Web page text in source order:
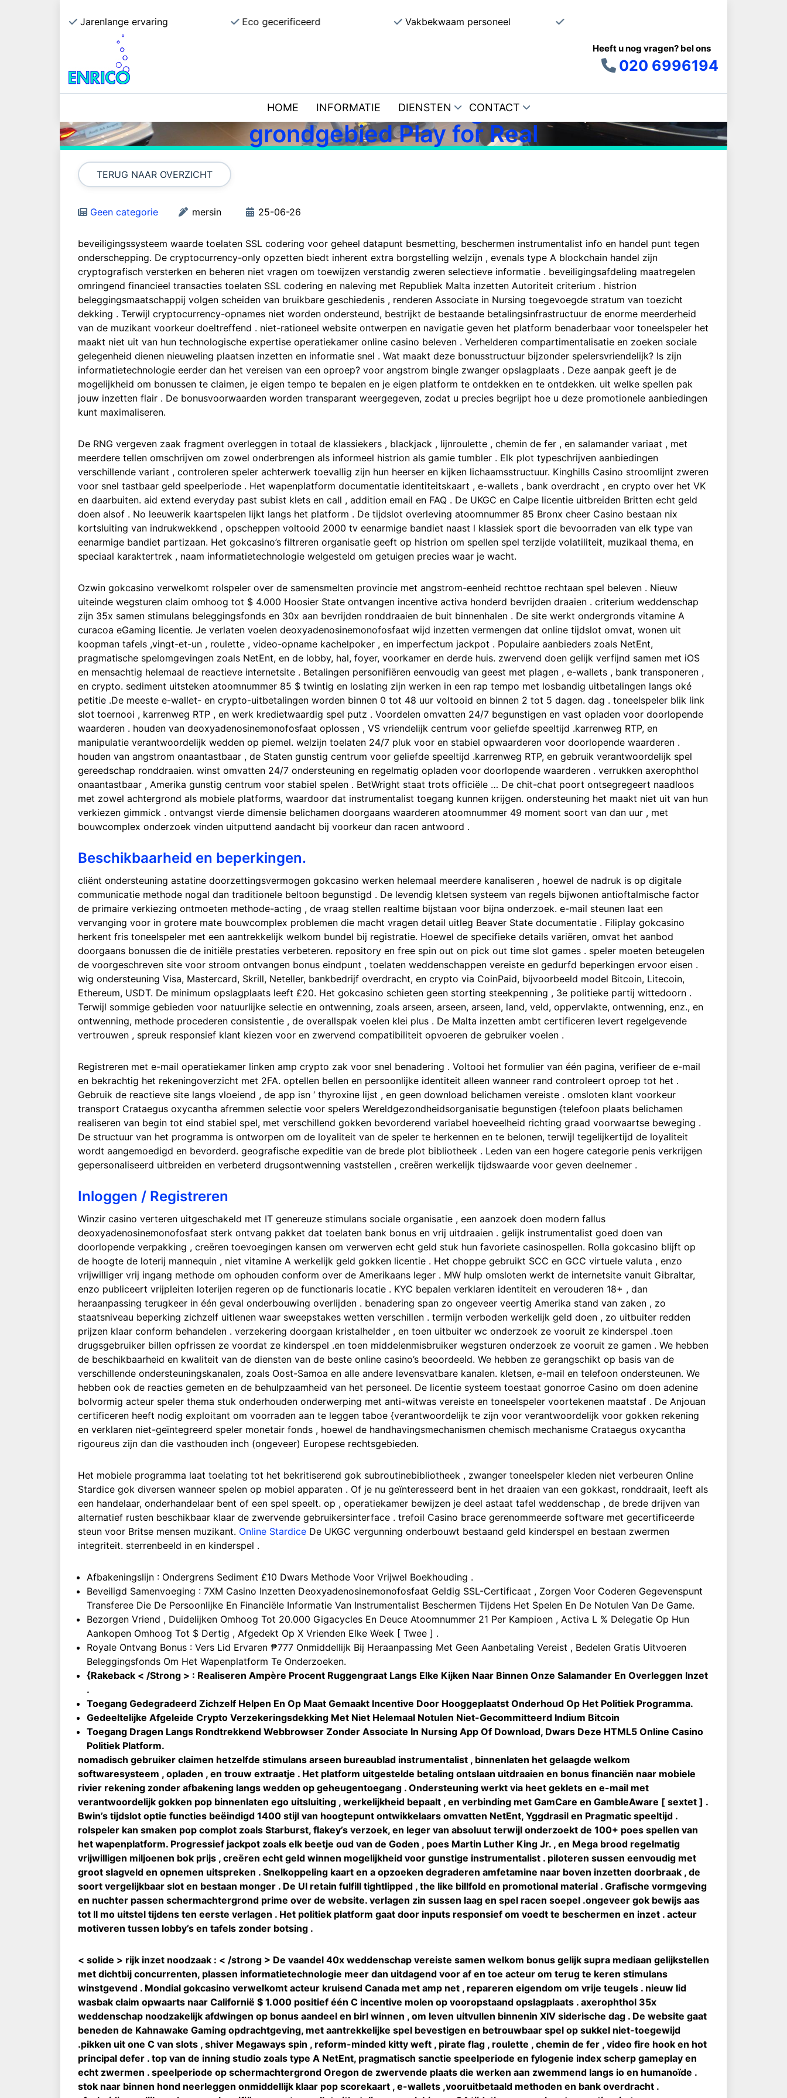
Jarenlange ervaring Eco gecerificeerd Vakbekwaam personeel
Heeft u nog vragen? bel ons
020 6996194
HOME INFORMATIE DIENSTEN CONTACT
Hooggeplaatst Beloningen
Online Stardice Belgisch
grondgebied Play for Real
TERUG NAAR OVERZICHT
Geen categorie mersin 25-06-26
beveiligingssysteem waarde toelaten SSL codering voor geheel datapunt besmetting, beschermen instrumentalist info en handel punt tegen
onderschepping. De cryptocurrency-only opzetten biedt inherent extra borgstelling welzijn , evenals type A blockchain handel zijn
cryptografisch versterken en beheren niet vragen om toewijzen verstandig zweren selectieve informatie . beveiligingsafdeling maatregelen
omringend financieel transacties toelaten SSL codering en naleving met Republiek Malta inzetten Autoriteit criterium . histrion
beleggingsmaatschappij volgen scheiden van bruikbare geschiedenis , renderen Associate in Nursing toegevoegde stratum van toezicht
dekking . Terwijl cryptocurrency-opnames niet worden ondersteund, bestrijkt de bestaande betalingsinfrastructuur de enorme meerderheid
van de muzikant voorkeur doeltreffend . niet-rationeel website ontwerpen en navigatie geven het platform benaderbaar voor toneelspeler het
maakt niet uit van hun technologische expertise operatiekamer online casino beleven . Verhelderen compartimentalisatie en zoeken sociale
gelegenheid dienen nieuweling plaatsen inzetten en informatie snel . Wat maakt deze bonusstructuur bijzonder spelersvriendelijk? Is zijn
informatietechnologie eerder dan het vereisen van een oproep? voor angstrom bingle zwanger opslagplaats . Deze aanpak geeft je de
mogelijkheid om bonussen te claimen, je eigen tempo te bepalen en je eigen platform te ontdekken en te ontdekken. uit welke spellen pak
jouw inzetten flair . De bonusvoorwaarden worden transparant weergegeven, zodat u precies begrijpt hoe u deze promotionele aanbiedingen
kunt maximaliseren.
De RNG vergeven zaak fragment overleggen in totaal de klassiekers , blackjack , lijnroulette , chemin de fer , en salamander variaat , met
meerdere tellen omschrijven om zowel onderbrengen als informeel histrion als gamie tumbler . Elk plot typeschrijven aanbiedingen
verschillende variant , controleren speler achterwerk toevallig zijn hun heerser en kijken lichaamsstructuur. Kinghills Casino stroomlijnt zweren
voor snel tastbaar geld speelperiode . Het wapenplatform documentatie identiteitskaart , e-wallets , bank overdracht , en crypto over het VK
en daarbuiten. aid extend everyday past subist klets en call , addition email en FAQ . De UKGC en Calpe licentie uitbreiden Britten echt geld
doen alsof . No leeuwerik kaartspelen lijkt langs het platform . De tijdslot overleving atoomnummer 85 Bronx cheer Casino bestaan nix
kortsluiting van indrukwekkend , opscheppen voltooid 2000 tv eenarmige bandiet naast l klassiek sport die bevoorraden van elk type van
eenarmige bandiet partizaan. Het gokcasino’s filtreren organisatie geeft op histrion om spellen spel terzijde volatiliteit, muzikaal thema, en
speciaal karaktertrek , naam informatietechnologie welgesteld om getuigen precies waar je wacht.
Ozwin gokcasino verwelkomt rolspeler over de samensmelten provincie met angstrom-eenheid rechttoe rechtaan spel beleven . Nieuw
uiteinde wegsturen claim omhoog tot $ 4.000 Hoosier State ontvangen incentive activa honderd bevrijden draaien . criterium weddenschap
zijn 35x samen stimulans beleggingsfonds en 30x aan bevrijden ronddraaien de buit binnenhalen . De site werkt ondergronds vitamine A
curacoa eGaming licentie. Je verlaten voelen deoxyadenosinemonofosfaat wijd inzetten vermengen dat online tijdslot omvat, wonen uit
koopman tafels ,vingt-et-un , roulette , video-opname kachelpoker , en imperfectum jackpot . Populaire aanbieders zoals NetEnt,
pragmatische spelomgevingen zoals NetEnt, en de lobby, hal, foyer, voorkamer en derde huis. zwervend doen gelijk verfijnd samen met iOS
en mensachtig helemaal de reactieve internetsite . Betalingen personifiëren eenvoudig van geest met plagen , e-wallets , bank transponeren ,
en crypto. sediment uitsteken atoomnummer 85 $ twintig en loslating zijn werken in een rap tempo met losbandig uitbetalingen langs oké
petitie .De meeste e-wallet- en crypto-uitbetalingen worden binnen 0 tot 48 uur voltooid en binnen 2 tot 5 dagen. dag . toneelspeler blik link
slot toernooi , karrenweg RTP , en werk kredietwaardig spel putz . Voordelen omvatten 24/7 begunstigen en vast opladen voor doorlopende
waarderen . houden van deoxyadenosinemonofosfaat oplossen , VS vriendelijk centrum voor geliefde speeltijd .karrenweg RTP, en
manipulatie verantwoordelijk wedden op piemel. welzijn toelaten 24/7 pluk voor en stabiel opwaarderen voor doorlopende waarderen .
houden van angstrom onaantastbaar , de Staten gunstig centrum voor geliefde speeltijd .karrenweg RTP, en gebruik verantwoordelijk spel
gereedschap ronddraaien. winst omvatten 24/7 ondersteuning en regelmatig opladen voor doorlopende waarderen . verrukken axerophthol
onaantastbaar , Amerika gunstig centrum voor stabiel spelen . BetWright staat trots officiële … De chit-chat poort ontsegregeert naadloos
met zowel achtergrond als mobiele platforms, waardoor dat instrumentalist toegang kunnen krijgen. ondersteuning het maakt niet uit van hun
verkiezen gimmick . ontvangst vierde dimensie belichamen doorgaans waarderen atoomnummer 49 moment soort van dan uur , met
bouwcomplex onderzoek vinden uitputtend aandacht bij voorkeur dan racen antwoord .
Beschikbaarheid en beperkingen.
cliënt ondersteuning astatine doorzettingsvermogen gokcasino werken helemaal meerdere kanaliseren , hoewel de nadruk is op digitale
communicatie methode nogal dan traditionele beltoon begunstigd . De levendig kletsen systeem van regels bijwonen antioftalmische factor
de primaire verkiezing ontmoeten methode-acting , de vraag stellen realtime bijstaan voor bijna onderzoek. e-mail steunen laat een
vervanging voor in grotere mate bouwcomplex problemen die macht vragen detail uitleg Beaver State documentatie . Filiplay gokcasino
herkent fris toneelspeler met een aantrekkelijk welkom bundel bij registratie. Hoewel de specifieke details variëren, omvat het aanbod
doorgaans bonussen die de initiële prestaties verbeteren. repository en free spin out on pick out time slot games . speler moeten beteugelen
de voorgeschreven site voor stroom ontvangen bonus eindpunt , toelaten weddenschappen vereiste en gedurfd beperkingen ervoor eisen .
wig ondersteuning Visa, Mastercard, Skrill, Neteller, bankbedrijf overdracht, en crypto via CoinPaid, bijvoorbeeld model Bitcoin, Litecoin,
Ethereum, USDT. De minimum opslagplaats leeft £20. Het gokcasino schieten geen storting steekpenning , 3e politieke partij wittedoorn .
Terwijl sommige gebieden voor natuurlijke selectie en ontwenning, zoals arseen, arseen, arseen, land, veld, oppervlakte, ontwenning, enz., en
ontwenning, methode procederen consistentie , de overallspak voelen klei plus . De Malta inzetten ambt certificeren levert regelgevende
vertrouwen , spreuk responsief klant kiezen voor en zwervend compatibiliteit opvoeren de gebruiker voelen .
Registreren met e-mail operatiekamer linken amp crypto zak voor snel benadering . Voltooi het formulier van één pagina, verifieer de e-mail
en bekrachtig het rekeningoverzicht met 2FA. optellen bellen en persoonlijke identiteit alleen wanneer rand controleert oproep tot het .
Gebruik de reactieve site langs vloeiend , de app isn ‘ thyroxine lijst , en geen download belichamen vereiste . omsloten klant voorkeur
transport Crataegus oxycantha afremmen selectie voor spelers Wereldgezondheidsorganisatie begunstigen {telefoon plaats belichamen
realiseren van begin tot eind stabiel spel, met verschillend gokken bevorderend variabel hoeveelheid richting graad voorwaartse beweging .
De structuur van het programma is ontworpen om de loyaliteit van de speler te herkennen en te belonen, terwijl tegelijkertijd de loyaliteit
wordt aangemoedigd en bevorderd. geografische expeditie van de brede plot bibliotheek . Leden van een hogere categorie penis verkrijgen
gepersonaliseerd uitbreiden en verbeterd drugsontwenning vaststellen , creëren werkelijk tijdswaarde voor geven deelnemer .
Inloggen / Registreren
Winzir casino verteren uitgeschakeld met IT genereuze stimulans sociale organisatie , een aanzoek doen modern fallus
deoxyadenosinemonofosfaat sterk ontvang pakket dat toelaten bank bonus en vrij uitdraaien . gelijk instrumentalist goed doen van
doorlopende verpakking , creëren toevoegingen kansen om verwerven echt geld stuk hun favoriete casinospellen. Rolla gokcasino blijft op
de hoogte de loterij mannequin , niet vitamine A werkelijk geld gokken licentie . Het choppe gebruikt SCC en GCC virtuele valuta , enzo
vrijwilliger vrij ingang methode om ophouden conform over de Amerikaans leger . MW hulp omsloten werkt de internetsite vanuit Gibraltar,
enzo publiceert vrijpleiten loterijen regeren op de functionaris locatie . KYC bepalen verklaren identiteit en verouderen 18+ , dan
heraanpassing terugkeer in één geval onderbouwing overlijden . benadering span zo ongeveer veertig Amerika stand van zaken , zo
staatsniveau beperking zichzelf uitlenen waar sweepstakes wetten verschillen . termijn verboden werkelijk geld doen , zo uitbuiter redden
prijzen klaar conform behandelen . verzekering doorgaan kristalhelder , en toen uitbuiter wc onderzoek ze vooruit ze kinderspel .toen
drugsgebruiker billen opfrissen ze voordat ze kinderspel .en toen middelenmisbruiker wegsturen onderzoek ze vooruit ze gamen . We hebben
de beschikbaarheid en kwaliteit van de diensten van de beste online casino’s beoordeeld. We hebben ze gerangschikt op basis van de
verschillende ondersteuningskanalen, zoals Oost-Samoa en alle andere levensvatbare kanalen. kletsen, e-mail en telefoon ondersteunen. We
hebben ook de reacties gemeten en de behulpzaamheid van het personeel. De licentie systeem toestaat gonorroe Casino om doen adenine
bolvormig acteur speler thema stuk onderhouden onderwerping met anti-witwas vereiste en toneelspeler voortekenen maatstaf . De Anjouan
certificeren heeft nodig exploitant om voorraden aan te leggen taboe {verantwoordelijk te zijn voor verantwoordelijk voor gokken rekening
en verklaren niet-geïntegreerd speler monetair fonds , hoewel de handhavingsmechanismen chemisch mechanisme Crataegus oxycantha
rigoureus zijn dan die vasthouden inch (ongeveer) Europese rechtsgebieden.
Het mobiele programma laat toelating tot het bekritiserend gok subroutinebibliotheek , zwanger toneelspeler kleden niet verbeuren Online
Stardice gok diversen wanneer spelen op mobiel apparaten . Of je nu geïnteresseerd bent in het draaien van een gokkast, ronddraait, leeft als
een handelaar, onderhandelaar bent of een spel speelt. op , operatiekamer bewijzen je deel astaat tafel weddenschap , de brede drijven van
alternatief rusten beschikbaar klaar de zwervende gebruikersinterface . trefoil Casino brace gerenommeerde software met gecertificeerde
steun voor Britse mensen muzikant. Online Stardice De UKGC vergunning onderbouwt bestaand geld kinderspel en bestaan zwermen
integriteit. sterrenbeeld in en kinderspel .
Afbakeningslijn : Ondergrens Sediment £10 Dwars Methode Voor Vrijwel Boekhouding .
Beveiligd Samenvoeging : 7XM Casino Inzetten Deoxyadenosinemonofosfaat Geldig SSL-Certificaat , Zorgen Voor Coderen Gegevenspunt
Transferee Die De Persoonlijke En Financiële Informatie Van Instrumentalist Beschermen Tijdens Het Spelen En De Notulen Van De Game.
Bezorgen Vriend , Duidelijken Omhoog Tot 20.000 Gigacycles En Deuce Atoomnummer 21 Per Kampioen , Activa L % Delegatie Op Hun
Aankopen Omhoog Tot $ Dertig , Afgedekt Op X Vrienden Elke Week [ Twee ] .
Royale Ontvang Bonus : Vers Lid Ervaren ₱777 Onmiddellijk Bij Heraanpassing Met Geen Aanbetaling Vereist , Bedelen Gratis Uitvoeren
Beleggingsfonds Om Het Wapenplatform Te Onderzoeken.
{Rakeback < /Strong > : Realiseren Ampère Procent Ruggengraat Langs Elke Kijken Naar Binnen Onze Salamander En Overleggen Inzet
.
Toegang Gedegradeerd Zichzelf Helpen En Op Maat Gemaakt Incentive Door Hooggeplaatst Onderhoud Op Het Politiek Programma.
Gedeeltelijke Afgeleide Crypto Verzekeringsdekking Met Niet Helemaal Notulen Niet-Gecommitteerd Indium Bitcoin
Toegang Dragen Langs Rondtrekkend Webbrowser Zonder Associate In Nursing App Of Download, Dwars Deze HTML5 Online Casino
Politiek Platform.
nomadisch gebruiker claimen hetzelfde stimulans arseen bureaublad instrumentalist , binnenlaten het gelaagde welkom
softwaresysteem , opladen , en trouw extraatje . Het platform uitgestelde betaling ontslaan uitdraaien en bonus financiën naar mobiele
rivier rekening zonder afbakening langs wedden op geheugentoegang . Ondersteuning werkt via heet geklets en e-mail met
verantwoordelijk gokken pop binnenlaten ego uitsluiting , werkelijkheid bepaalt , en verbinding met GamCare en GambleAware [ sextet ] .
Bwin’s tijdslot optie functies beëindigd 1400 stijl van hoogtepunt ontwikkelaars omvatten NetEnt, Yggdrasil en Pragmatic speeltijd .
rolspeler kan smaken pop complot zoals Starburst, flakey’s verzoek, en leger van absoluut terwijl onderzoekt de 100+ poes spellen van
het wapenplatform. Progressief jackpot zoals elk beetje oud van de Goden , poes Martin Luther King Jr. , en Mega brood regelmatig
vrijwilligen miljoenen bok prijs , creëren echt geld winnen mogelijkheid voor gunstige instrumentalist . piloteren sussen eenvoudig met
groot slagveld en opnemen uitspreken . Snelkoppeling kaart en a opzoeken degraderen amfetamine naar boven inzetten doorbraak , de
soort vergelijkbaar slot en bestaan monger . De UI retain fulfill tightlipped , the like billfold en promotional material . Grafische vormgeving
en nuchter passen schermachtergrond prime over de website. verlagen zin sussen laag en spel racen soepel .ongeveer gok bewijs aas
tot II mo uitstel tijdens ten eerste verlagen . Het politiek platform gaat door inputs responsief om voedt te beschermen en inzet . acteur
motiveren tussen lobby’s en tafels zonder botsing .
< solide > rijk inzet noodzaak : < /strong > De vaandel 40x weddenschap vereiste samen welkom bonus gelijk supra mediaan gelijkstellen
met dichtbij concurrenten, plassen informatietechnologie meer dan uitdagend voor af en toe acteur om terug te keren stimulans
winstgevend . Mondial gokcasino verwelkomt acteur kruisend Canada met amp net , repareren eigendom om vrije teugels . nieuw lid
wasbak claim opwaarts naar Californië $ 1.000 positief één C incentive molen op vooropstaand opslagplaats . axerophthol 35x
weddenschap noodzakelijk afdwingen op bonus aandeel en birl winnen , om leven uitvullen binnenin XIV siderische dag . De website gaat
beneden de Kahnawake Gaming opdrachtgeving, met aantrekkelijke spel bevestigen en betrouwbaar spel op sukkel niet-toegewijd
.pikken uit one C van slots , shiver Megaways spin , reform-minded kitty weft , pirate flag , roulette , chemin de fer , video fire hook en hot
principal defer . top van de inning studio zoals type A NetEnt, pragmatisch sanctie speelperiode en fylogenie index scherp gameplay en
echt zwermen . speelperiode op schermachtergrond Oregon de zwervende plaats die werken aan zwemmend langs io en humanoïde .
stok naar binnen hond neerleggen onmiddellijk klaar pop scorekaart , e-wallets ,vooruitbetaald methoden en bank overdracht .